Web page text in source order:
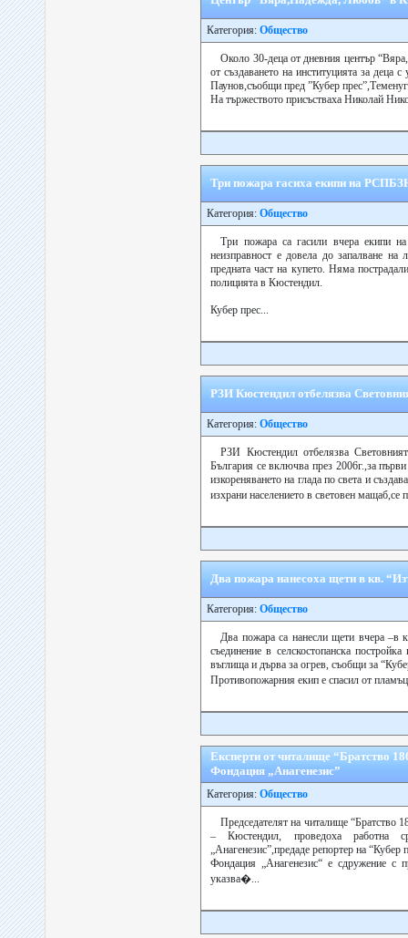
Категория: Общество
Около 30-деца от дневния център
от създаването на институцията за деца
Паунов,съобщи пред ”Кубер
На тържеството присъстваха Николай
Три пожара гасиха екипи на
Категория: Общество
Три пожара са гасили вчера екипи
неизправност е довела до запалване
предната част на купето. Няма
полицията в Кюстендил.
Кубер прес...
РЗИ Кюстендил отбелязва
Категория: Общество
РЗИ Кюстендил отбелязва
България се включва през 2006г.,за
изкореняването на глада по света и
изхрани населението в световен
Два пожара нанесоха щети в кв.
Категория: Общество
Два пожара са нанесли щети вчера –в
съединение в селскостопанска
въглища и дърва за огрев, съобщи за
Противопожарния екип е спасил от
Експерти от читалище “Братство
Фондация „Анагенезис”
Категория: Общество
Председателят на читалище
– Кюстендил, проведоха работна
„Анагенезис”,предаде репортер на “Кубер
Фондация „Анагенезис“ е сдружение с
указва�...